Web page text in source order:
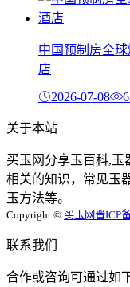
中国预制房全
店
2026-07-08
关于本站
买玉网分享玉百科,玉
相关的知识，常见玉
玉方法等。
Copyright © 买玉网晋ICP
联系我们
合作或咨询可通过如